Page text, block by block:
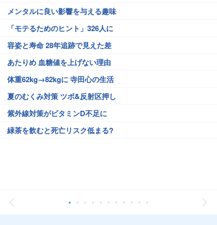
メンタルに良い影響を与える趣味
「モテるためのヒント」326人に
容姿と寿命 28年追跡で見えた差
あたりめ 血糖値を上げない理由
体重62kg→82kgに 寺田心の生活
夏のむくみ対策 ツボ&反射区押し
紫外線対策がビタミンD不足に
緑茶を飲むと死亡リスク低まる?